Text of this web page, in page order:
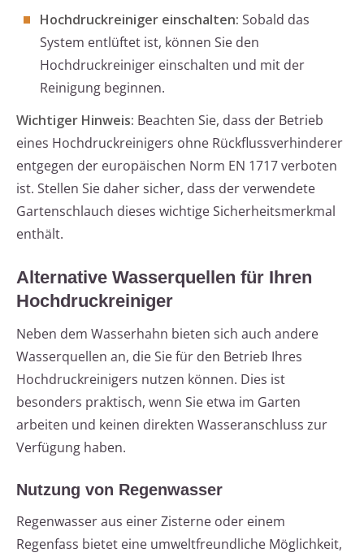
Hochdruckreiniger einschalten: Sobald das
System entlüftet ist, können Sie den
Hochdruckreiniger einschalten und mit der
Reinigung beginnen.
Wichtiger Hinweis: Beachten Sie, dass der Betrieb
eines Hochdruckreinigers ohne Rückflussverhinderer
entgegen der europäischen Norm EN 1717 verboten
ist. Stellen Sie daher sicher, dass der verwendete
Gartenschlauch dieses wichtige Sicherheitsmerkmal
enthält.
Alternative Wasserquellen für Ihren
Hochdruckreiniger
Neben dem Wasserhahn bieten sich auch andere
Wasserquellen an, die Sie für den Betrieb Ihres
Hochdruckreinigers nutzen können. Dies ist
besonders praktisch, wenn Sie etwa im Garten
arbeiten und keinen direkten Wasseranschluss zur
Verfügung haben.
Nutzung von Regenwasser
Regenwasser aus einer Zisterne oder einem
Regenfass bietet eine umweltfreundliche Möglichkeit,